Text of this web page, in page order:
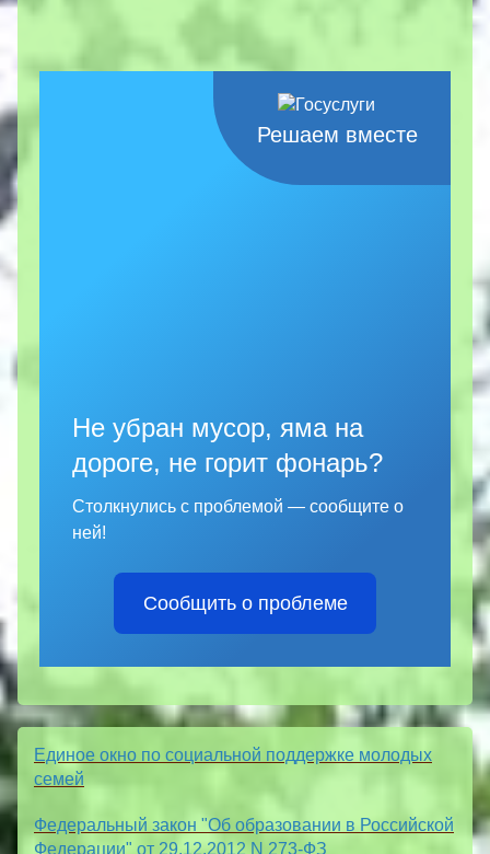
Решаем вместе
Не убран мусор, яма на
дороге, не горит фонарь?
Столкнулись с проблемой — сообщите о
ней!
Сообщить о проблеме
Единое окно по социальной поддержке молодых
семей
Федеральный закон "Об образовании в Российской
Федерации" от 29.12.2012 N 273-ФЗ